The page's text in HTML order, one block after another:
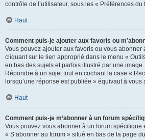
contrôle de l’utilisateur, sous les « Préférences du
Haut
Comment puis-je ajouter aux favoris ou
Vous pouvez ajouter aux favoris ou vous abonner
cliquant sur le lien approprié dans le menu «
en bas des sujets et parfois illustré par une image.
Répondre à un sujet tout en cochant la case «
lorsqu’une réponse est publiée » équivaut à vous
Haut
Comment puis-je m’abonner à un forum
Vous pouvez vous abonner à un forum spécifique
« S’abonner au forum » situé en bas de la page